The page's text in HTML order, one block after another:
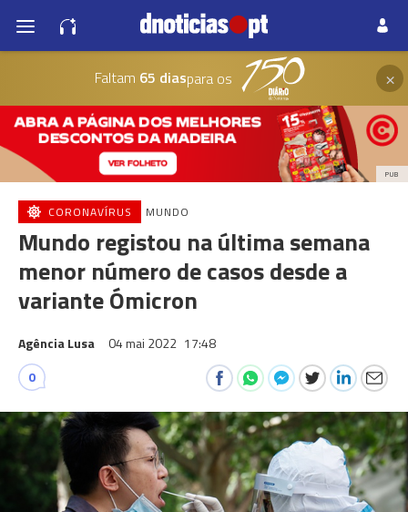
Faltam 65 diaspara os ×
PUB
CORONAVÍRUS MUNDO
Mundo registou na última semana
menor número de casos desde a
variante Ómicron
Agência Lusa 04 mai 2022 17:48
0